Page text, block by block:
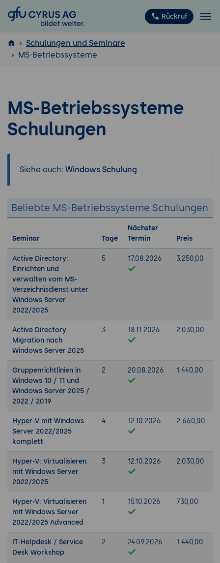
GFU Cyrus AG Rückruf
ISTQB
Schulungen und Seminare
MS-Betriebssysteme
MS-Betriebssysteme
Schulungen
Siehe auch: Windows Schulung
Beliebte MS-Betriebssysteme Schulungen
Seminar Tage
Nächster
Termin
Preis
Active Directory:
Einrichten und
verwalten vom MS-
Verzeichnisdienst unter
Windows Server
2022/2025
5 17.08.2026 3.250,00
Active Directory:
Migration nach
Windows Server 2025
3 18.11.2026 2.030,00
Gruppenrichtlinien in
Windows 10 / 11 und
Windows Server 2025 /
2022 / 2019
2 20.08.2026 1.440,00
Hyper-V mit Windows
Server 2022/2025
komplett
4 12.10.2026 2.660,00
Hyper-V: Virtualisieren
mit Windows Server
2022/2025
3 12.10.2026 2.030,00
Hyper-V: Virtualisieren
mit Windows Server
2022/2025 Advanced
1 15.10.2026 730,00
IT-Helpdesk / Service
Desk Workshop
2 24.09.2026 1.440,00